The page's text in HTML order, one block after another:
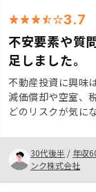
3.7
不安要素や質
足しました。
不動産投資に興味
減価償却や空室、
どのリスクが気に
かったです。 そ
ギフト券がもらえ
いて、この機会に
した。 色々な不安
を質問して回答い
30代後半 / 年収
ンク株式会社